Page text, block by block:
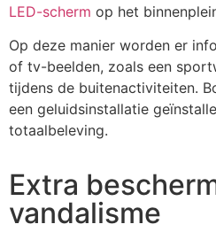
LED-scherm op het
Op deze manier worden er
of tv-beelden, zoals een
tijdens de buitenactiviteiten.
een geluidsinstallatie
totaalbeleving.
Extra
vandalisme